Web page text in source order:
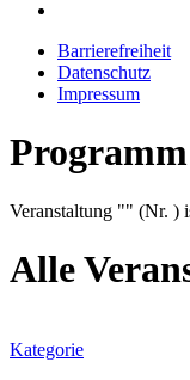
Barrierefreiheit
Datenschutz
Impressum
Programm
Veranstaltung "" (Nr. )
Alle
Kategorie